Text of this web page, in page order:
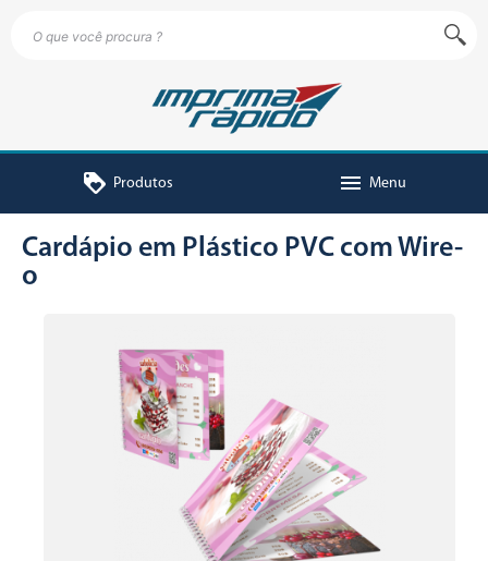
loyalty Produtos menu Menu
Cardápio em Plástico PVC com Wire-
o